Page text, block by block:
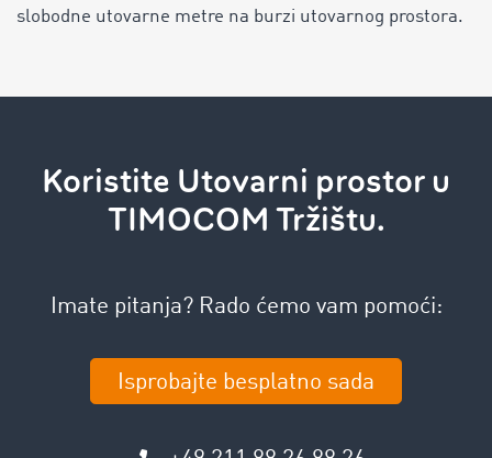
slobodne utovarne metre na burzi utovarnog prostora.
Koristite Utovarni prostor u
TIMOCOM Tržištu.
Imate pitanja? Rado ćemo vam pomoći:
Isprobajte besplatno sada